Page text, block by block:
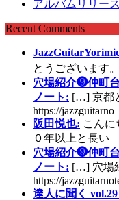
アルバムリリー
Recent Comments
とうございます
穴場紹介❾仲町
ノート: […] 京都
https://jazzguitarno
阪田悦也: こんに
０年以上と長い
穴場紹介❾仲町
ノート: […] 穴場
https://
達人に聞く